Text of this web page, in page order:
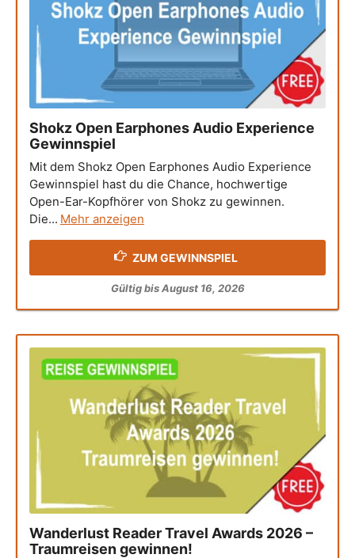
Shokz Open Earphones Audio Experience
Gewinnspiel
Mit dem Shokz Open Earphones Audio Experience
Gewinnspiel hast du die Chance, hochwertige
Open-Ear-Kopfhörer von Shokz zu gewinnen.
Die... Mehr anzeigen
ZUM GEWINNSPIEL
Gültig bis August 16, 2026
Wanderlust Reader Travel Awards 2026 –
Traumreisen gewinnen!